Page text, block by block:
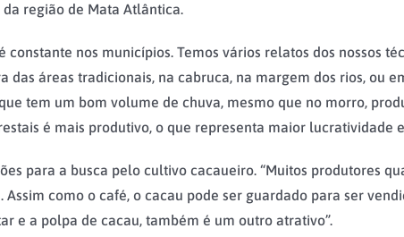
região de Mata Atlântica.
constante nos municípios. Temos vários relatos dos nossos
das áreas tradicionais, na cabruca, na margem dos rios, ou
tem um bom volume de chuva, mesmo que no morro,
é mais produtivo, o que representa maior lucratividade
para a busca pelo cultivo cacaueiro. “Muitos produtores
como o café, o cacau pode ser guardado para ser
e a polpa de cacau, também é um outro atrativo”.